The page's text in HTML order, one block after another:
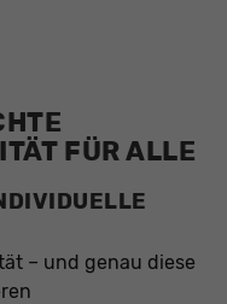
FÜR ALLE
– und genau diese